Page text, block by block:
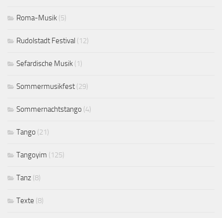
Roma-Musik (5)
Rudolstadt Festival (12)
Sefardische Musik (1)
Sommermusikfest (29)
Sommernachtstango (4)
Tango (21)
Tangoyim (125)
Tanz (8)
Texte (8)